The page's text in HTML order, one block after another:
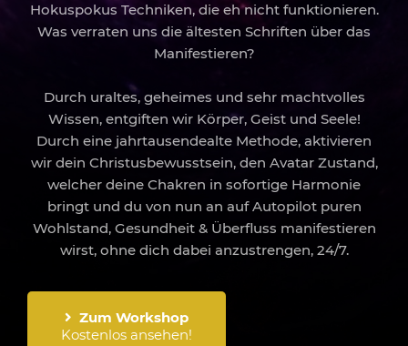
Hokuspokus Techniken, die eh nicht funktionieren.
Was verraten uns die ältesten Schriften über das
Manifestieren?
Durch uraltes, geheimes und sehr machtvolles
Wissen, entgiften wir Körper, Geist und Seele!
Durch eine jahrtausendealte Methode, aktivieren
wir dein Christusbewusstsein, den Avatar Zustand,
welcher deine Chakren in sofortige Harmonie
bringt und du von nun an auf Autopilot puren
Wohlstand, Gesundheit & Überfluss manifestieren
wirst, ohne dich dabei anzustrengen, 24/7.
Zum Workshop
Kostenlos ansehen!